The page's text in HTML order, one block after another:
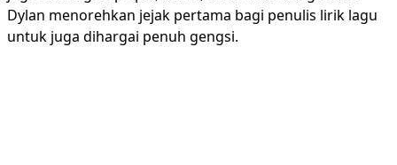
Dylan menorehkan jejak pertama bagi penulis lirik lagu
untuk juga dihargai penuh gengsi.